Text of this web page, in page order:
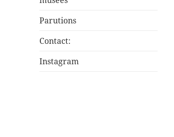
Parutions
Contact:
Instagram